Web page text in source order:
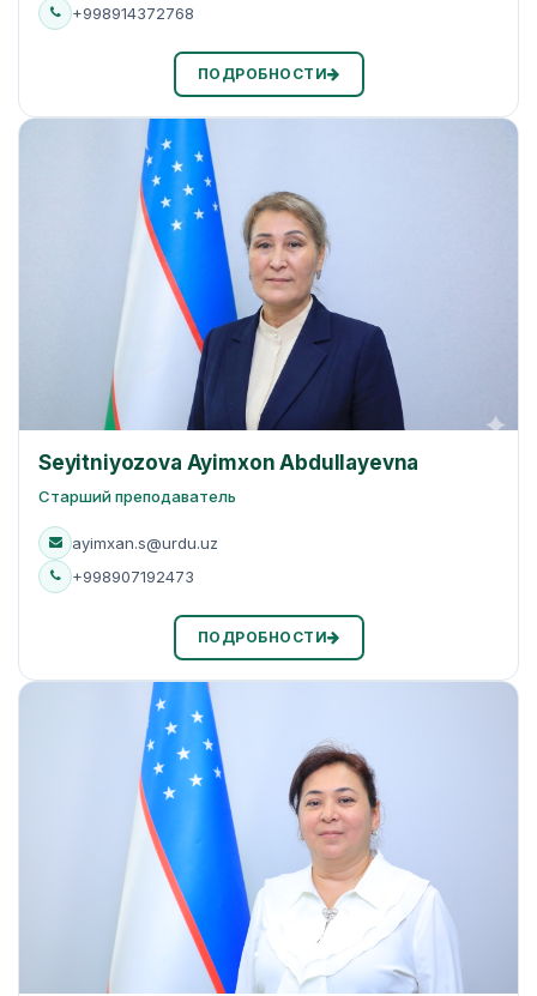
+998914372768
ПОДРОБНОСТИ
Seyitniyozova Ayimxon Abdullayevna
Старший преподаватель
ayimxan.s@urdu.uz
+998907192473
ПОДРОБНОСТИ